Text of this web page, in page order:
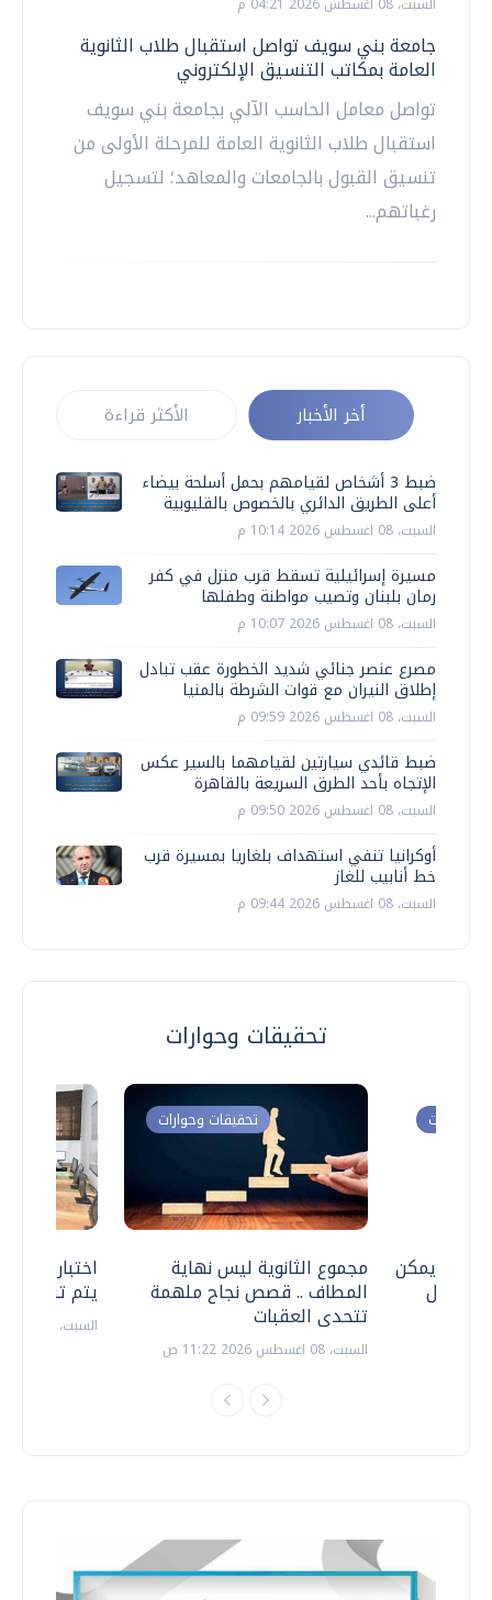
جامعة بني سويف تواصل استقبال طلاب الثانوية
العامة بمكاتب التنسيق الإلكتروني
تواصل معامل الحاسب الآلي بجامعة بني سويف
استقبال طلاب الثانوية العامة للمرحلة الأولى من
تنسيق القبول بالجامعات والمعاهد؛ لتسجيل
رغباتهم...
أخر الأخبار الأكثر قراءة
ضبط 3 أشخاص لقيامهم بحمل أسلحة بيضاء
أعلى الطريق الدائري بالخصوص بالقليوبية
السبت، 08 اغسطس 2026 10:14 م
مسيرة إسرائيلية تسقط قرب منزل في كفر
رمان بلبنان وتصيب مواطنة وطفلها
السبت، 08 اغسطس 2026 10:07 م
مصرع عنصر جنائي شديد الخطورة عقب تبادل
إطلاق النيران مع قوات الشرطة بالمنيا
السبت، 08 اغسطس 2026 09:59 م
ضبط قائدي سيارتين لقيامهما بالسير عكس
الإتجاه بأحد الطرق السريعة بالقاهرة
السبت، 08 اغسطس 2026 09:50 م
أوكرانيا تنفي استهداف بلغاريا بمسيرة قرب
خط أنابيب للغاز
السبت، 08 اغسطس 2026 09:44 م
تحقيقات وحوارات
اختبارات
يتم
السبت، 18 يوليو 2026 09:22 ص
تحقيقات وحوارات
مجموع الثانوية ليس نهاية
المطاف .. قصص نجاح ملهمة
تتحدى العقبات
السبت، 08 اغسطس 2026 11:22 ص
وحوارات
.. هل يمكن
نتعامل